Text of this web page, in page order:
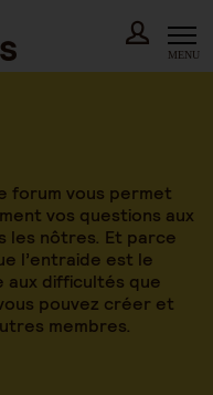
MENU
forum vous permet
vos questions aux
les nôtres. Et parce
l’entraide est le
difficultés que
pouvez créer et
membres.